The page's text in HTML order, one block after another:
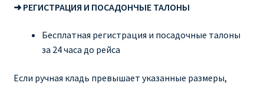
➜ РЕГИСТРАЦИЯ И ПОСАДОНЧЫЕ ТАЛОНЫ
Бесплатная регистрация и посадочные талоны
за 24 часа до рейса
Если ручная кладь превышает указанные размеры,